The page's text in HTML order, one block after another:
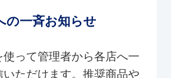
の一斉お知らせ
って管理者から各店へ一
いただけます。推奨商品や